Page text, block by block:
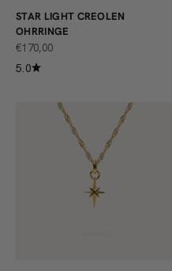
STAR LIGHT CREOLEN
OHRRINGE
ANGEBOT
€170,00
5.0